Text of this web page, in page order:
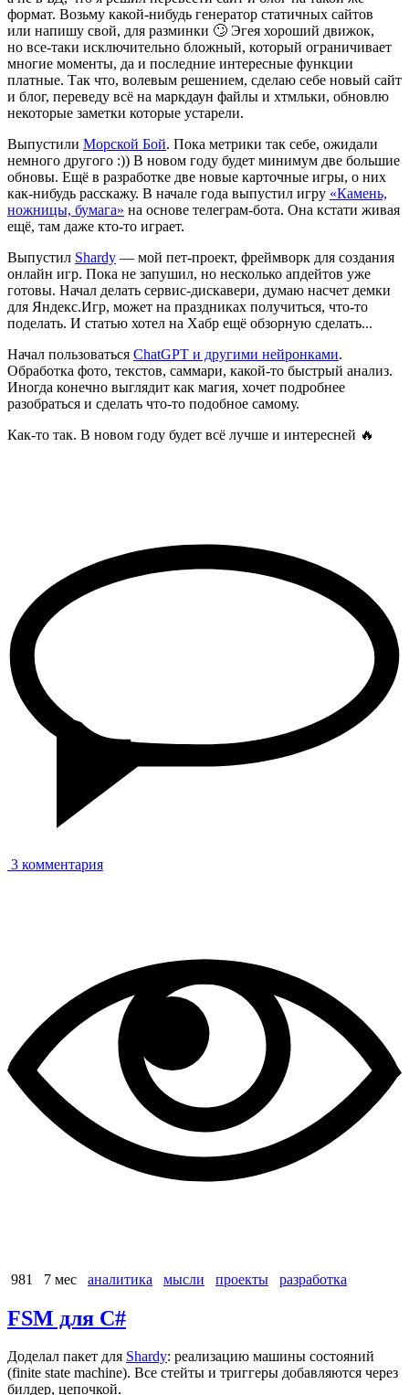
формат. Возьму какой-нибудь генератор статичных сайтов
или напишу свой, для разминки 🙄 Эгея хороший движок,
но все-таки исключительно бложный, который ограничивает
многие моменты, да и последние интересные функции
платные. Так что, волевым решением, сделаю себе новый сайт
и блог, переведу всё на маркдаун файлы и хтмльки, обновлю
некоторые заметки которые устарели.
Выпустили Морской Бой. Пока метрики так себе, ожидали
немного другого :)) В новом году будет минимум две большие
обновы. Ещё в разработке две новые карточные игры, о них
как-нибудь расскажу. В начале года выпустил игру «Камень,
ножницы, бумага» на основе телеграм-бота. Она кстати живая
ещё, там даже кто-то играет.
Выпустил Shardy — мой пет-проект, фреймворк для создания
онлайн игр. Пока не запушил, но несколько апдейтов уже
готовы. Начал делать сервис-дискавери, думаю насчет демки
для Яндекс.Игр, может на праздниках получиться, что-то
поделать. И статью хотел на Хабр ещё обзорную сделать...
Начал пользоваться ChatGPT и другими нейронками.
Обработка фото, текстов, саммари, какой-то быстрый анализ.
Иногда конечно выглядит как магия, хочет подробнее
разобраться и сделать что-то подобное самому.
Как-то так. В новом году будет всё лучше и интересней 🔥
3 комментария
981 7 мес аналитика мысли проекты разработка
FSM для C#
Доделал пакет для Shardy: реализацию машины состояний
(finite state machine). Все стейты и триггеры добавляются через
билдер, цепочкой.